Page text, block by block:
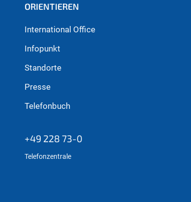
ORIENTIEREN
International Office
Infopunkt
Standorte
Presse
Telefonbuch
+49 228 73-0
Telefonzentrale